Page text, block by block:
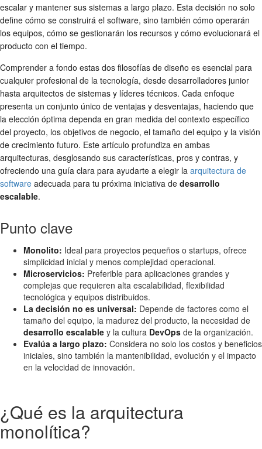
escalar y mantener sus sistemas a largo plazo. Esta decisión no solo
define cómo se construirá el software, sino también cómo operarán
los equipos, cómo se gestionarán los recursos y cómo evolucionará el
producto con el tiempo.
Comprender a fondo estas dos filosofías de diseño es esencial para
cualquier profesional de la tecnología, desde desarrolladores junior
hasta arquitectos de sistemas y líderes técnicos. Cada enfoque
presenta un conjunto único de ventajas y desventajas, haciendo que
la elección óptima dependa en gran medida del contexto específico
del proyecto, los objetivos de negocio, el tamaño del equipo y la visión
de crecimiento futuro. Este artículo profundiza en ambas
arquitecturas, desglosando sus características, pros y contras, y
ofreciendo una guía clara para ayudarte a elegir la arquitectura de
software adecuada para tu próxima iniciativa de desarrollo
escalable.
Punto clave
Monolito: Ideal para proyectos pequeños o startups, ofrece
simplicidad inicial y menos complejidad operacional.
Microservicios: Preferible para aplicaciones grandes y
complejas que requieren alta escalabilidad, flexibilidad
tecnológica y equipos distribuidos.
La decisión no es universal: Depende de factores como el
tamaño del equipo, la madurez del producto, la necesidad de
desarrollo escalable y la cultura DevOps de la organización.
Evalúa a largo plazo: Considera no solo los costos y beneficios
iniciales, sino también la mantenibilidad, evolución y el impacto
en la velocidad de innovación.
¿Qué es la arquitectura
monolítica?